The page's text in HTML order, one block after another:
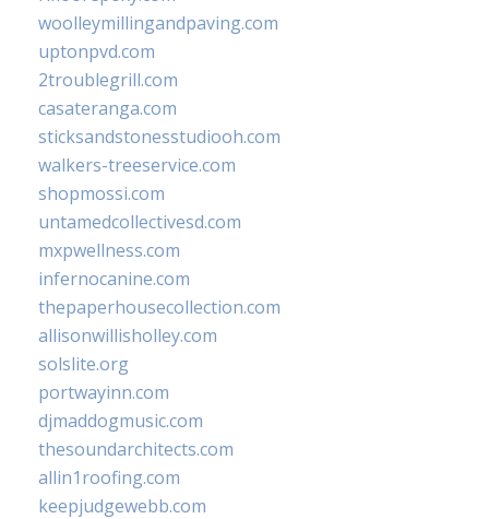
woolleymillingandpaving.com
uptonpvd.com
2troublegrill.com
casateranga.com
sticksandstonesstudiooh.com
walkers-treeservice.com
shopmossi.com
untamedcollectivesd.com
mxpwellness.com
infernocanine.com
thepaperhousecollection.com
allisonwillisholley.com
solslite.org
portwayinn.com
djmaddogmusic.com
thesoundarchitects.com
allin1roofing.com
keepjudgewebb.com